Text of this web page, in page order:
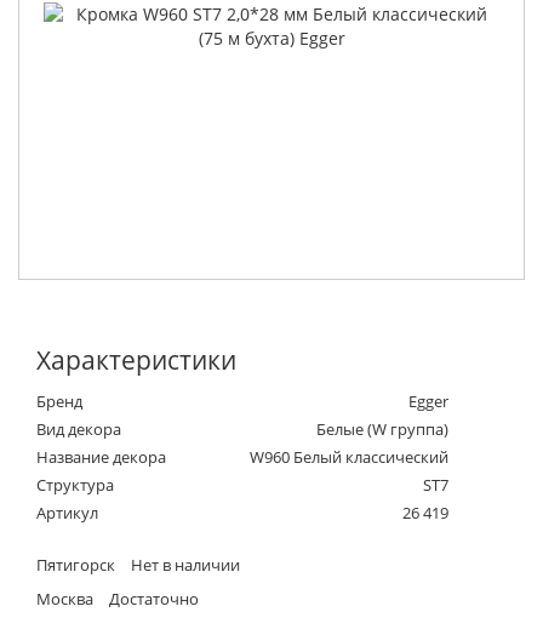
Характеристики
Бренд
Egger
Вид декора
Белые (W группа)
Название декора
W960 Белый классический
Структура
ST7
Артикул
26 419
Пятигорск
Нет в наличии
Москва
Достаточно